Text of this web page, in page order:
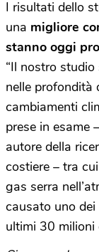
I risultati dello
una migliore
stanno oggi
“Il nostro
nelle profondità
cambiamenti
prese in esame
autore della
costiere – tra
gas serra
causato uno
ultimi 30 milioni